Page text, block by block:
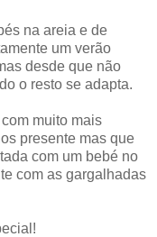
na areia e de
um verão
desde que não
o resto se adapta.
muito mais
presente mas que
com um bebé no
com as gargalhadas